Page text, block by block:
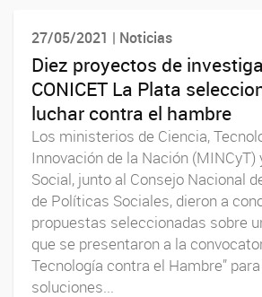
27/05/2021 | Noticias
Diez proyectos de
CONICET La Plata
luchar contra el hambre
Los ministerios de Ciencia,
Innovación de la Nación (MINCyT)
Social, junto al Consejo Nacional
de Políticas Sociales, dieron a
propuestas seleccionadas sobre
que se presentaron a la
Tecnología contra el Hambre”
soluciones...